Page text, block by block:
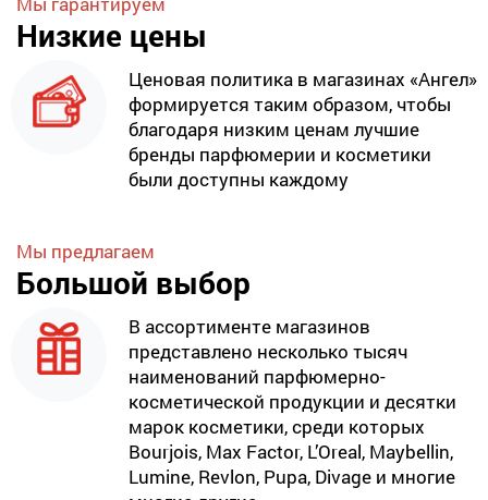
Низкие цены
Ценовая политика в магазинах «Ангел»
формируется таким образом, чтобы
благодаря низким ценам лучшие
бренды парфюмерии и косметики
были доступны каждому
Мы предлагаем
Большой выбор
В ассортименте магазинов
представлено несколько тысяч
наименований парфюмерно-
косметической продукции и десятки
марок косметики, среди которых
Bourjois, Max Factor, L’Oreal, Maybellin,
Lumine, Revlon, Pupa, Divage и многие